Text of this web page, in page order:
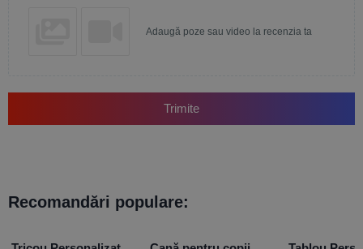
Adaugă poze sau video la recenzia ta
Trimite
Recomandări populare: